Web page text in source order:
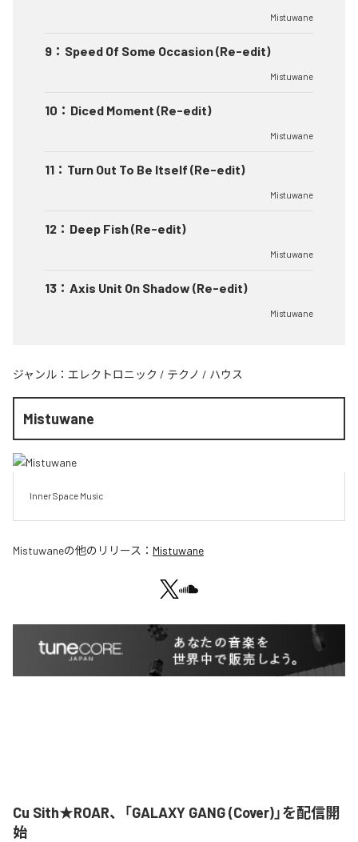
Mistuwane
9 ： Speed Of Some Occasion (Re-edit)
Mistuwane
10 ： Diced Moment (Re-edit)
Mistuwane
11 ： Turn Out To Be Itself (Re-edit)
Mistuwane
12 ： Deep Fish (Re-edit)
Mistuwane
13 ： Axis Unit On Shadow (Re-edit)
Mistuwane
ジャンル： エレクトロニック / テクノ / ハウス
Mistuwane
Inner Space Music
Mistuwaneの他のリリース： Mistuwane
Cu Sith★ROAR、「GALAXY GANG (Cover)」を配信開
始